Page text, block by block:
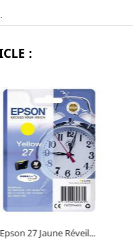
:
Epson 27 Jaune Réveil...